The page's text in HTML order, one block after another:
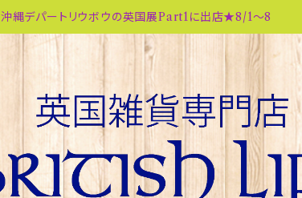
沖縄デパートリウボウの英国展Part1に出店★8/1～8